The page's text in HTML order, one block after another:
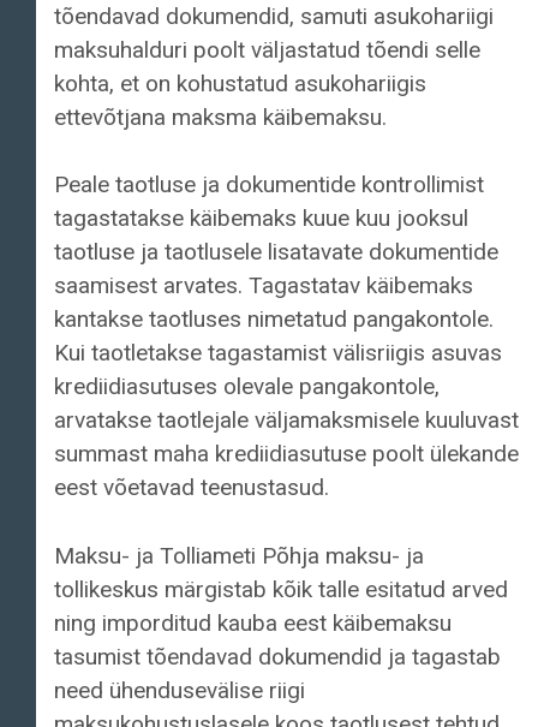
tõendavad dokumendid, samuti asukohariigi
maksuhalduri poolt väljastatud tõendi selle
kohta, et on kohustatud asukohariigis
ettevõtjana maksma käibemaksu.
Peale taotluse ja dokumentide kontrollimist
tagastatakse käibemaks kuue kuu jooksul
taotluse ja taotlusele lisatavate dokumentide
saamisest arvates. Tagastatav käibemaks
kantakse taotluses nimetatud pangakontole.
Kui taotletakse tagastamist välisriigis asuvas
krediidiasutuses olevale pangakontole,
arvatakse taotlejale väljamaksmisele kuuluvast
summast maha krediidiasutuse poolt ülekande
eest võetavad teenustasud.
Maksu- ja Tolliameti Põhja maksu- ja
tollikeskus märgistab kõik talle esitatud arved
ning imporditud kauba eest käibemaksu
tasumist tõendavad dokumendid ja tagastab
need ühendusevälise riigi